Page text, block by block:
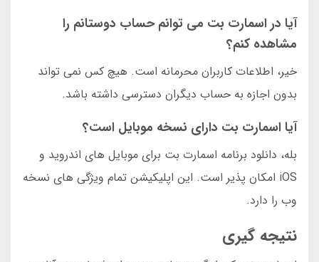
آیا در اسمارت بت می توانم حساب دوستانم را
مشاهده کنم؟
خیر، اطلاعات کاربران محرمانه است. هیچ کس نمی تواند
بدون اجازه به حساب دیگران دسترسی داشته باشد.
آیا اسمارت بت دارای نسخه موبایل است؟
بله، دانلود برنامه اسمارت بت برای موبایل های اندروید و
iOS امکان پذیر است. این اپلیکیشن تمام ویژگی های نسخه
وب را دارد.
نتیجه گیری